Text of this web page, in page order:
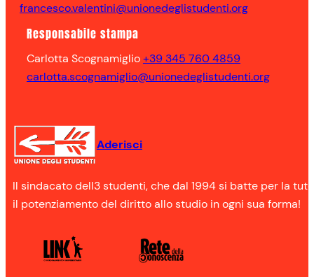
francesco.valentini@unionedeglistudenti.org
Responsabile stampa
Carlotta Scognamiglio+39 345 760 4859
carlotta.scognamiglio@unionedeglistudenti.org
Aderisci
Il sindacato dell3 studenti, che dal 1994 si batte per la
il potenziamento del diritto allo studio in ogni sua forma!